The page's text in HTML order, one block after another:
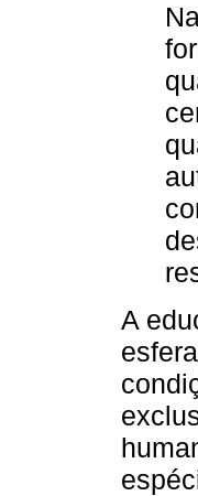
A